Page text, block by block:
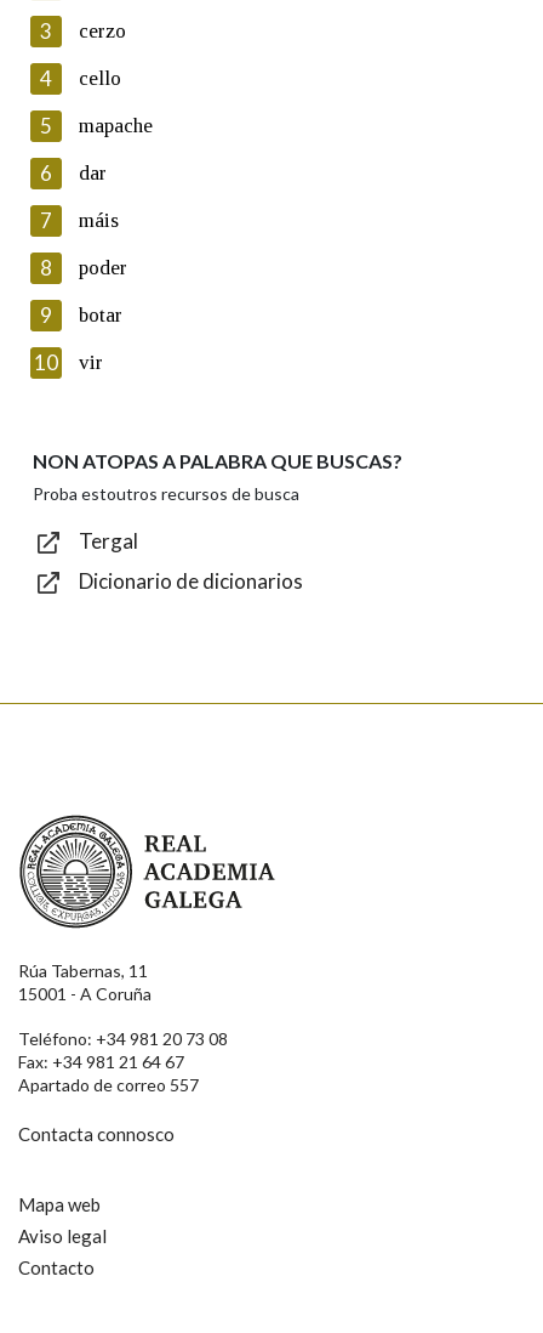
En cumprimento da normativa vixente en materia de
Protección de Datos de Carácter Persoal, a Real Academia
Galega informa a aqueles usuarios que faciliten o seu correo
electrónico, así como calquera outra información de carácter
persoal, que estes datos serán obxecto de tratamento
automatizado de carácter confidencial e incorporados aos seus
ficheiros informáticos. Así mesmo, os usuarios poderán exercer o
seu dereito de acceso, rectificación, oposición e cancelación dos
seus datos poñéndose en contacto connosco.
Lin e acepto as condicións da política de
Introduce o código que aparece na imaxe:
Texto de verificación
3 cerzo
4 cello
5 mapache
6 dar
7 máis
8 poder
9 botar
10 vir
NON ATOPAS A PALABRA QUE BUSCAS?
Proba estoutros recursos de busca
Tergal
Dicionario de dicionarios
Real Academia Galega
Rúa Tabernas, 11
15001 - A Coruña
Teléfono: +34 981 20 73 08
Fax: +34 981 21 64 67
Apartado de correo 557
Contacta connosco
Mapa web
Aviso legal
Contacto